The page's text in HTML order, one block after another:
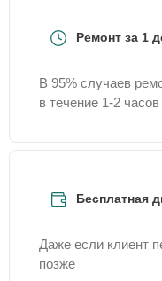
Ремонт за 1
В 95% случаев
в течение 1-2 часов
Бесплатная
Даже если клиент
позже